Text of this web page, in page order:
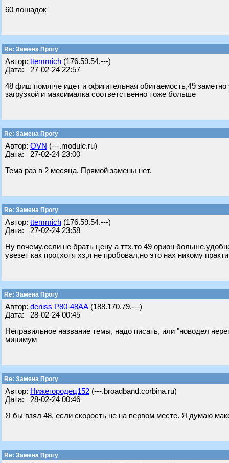
60 лошадок
Re: Замена Прогу
Автор: ttemmich (176.59.54.---)
Дата: 27-02-24 22:57
48 фиш помягче идет и офигительная обитаемость,49
загрузкой и максималка соответственно тоже больше
Re: Замена Прогу
Автор: OVN (---.module.ru)
Дата: 27-02-24 23:00
Тема раз в 2 месяца. Прямой замены нет.
Re: Замена Прогу
Автор: ttemmich (176.59.54.---)
Дата: 27-02-24 23:58
Ну почему,если не брать цену а ттх,то 49 орион
увезет как прог,хотя хз,я не пробовал,но это нах никому
Re: Замена Прогу
Автор: deniss Р80-48АА (188.170.79.---)
Дата: 28-02-24 00:45
Неправильное название темы, надо писать, или "новодел
минимум
Re: Замена Прогу
Автор: Нижегородец152 (---.broadband.corbina.ru)
Дата: 28-02-24 00:46
Я бы взял 48, если скорость не на первом месте. Я думаю
Re: Замена Прогу